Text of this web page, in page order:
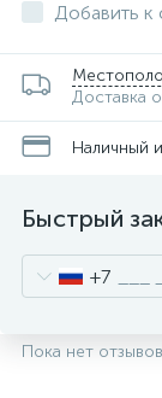
Добавить к
Доставка
Наличный
Быстрый
+7
Пока нет отзывов